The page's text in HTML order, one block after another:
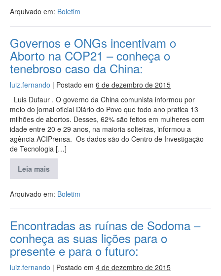
Arquivado em: Boletim
Governos e ONGs incentivam o
Aborto na COP21 – conheça o
tenebroso caso da China:
luiz.fernando | Postado em 6 de dezembro de 2015
Luis Dufaur . O governo da China comunista informou por
meio do jornal oficial Diário do Povo que todo ano pratica 13
milhões de abortos. Desses, 62% são feitos em mulheres com
idade entre 20 e 29 anos, na maioria solteiras, informou a
agência ACIPrensa. Os dados são do Centro de Investigação
de Tecnologia […]
Leia mais
Arquivado em: Boletim
Encontradas as ruínas de Sodoma –
conheça as suas lições para o
presente e para o futuro:
luiz.fernando | Postado em 4 de dezembro de 2015